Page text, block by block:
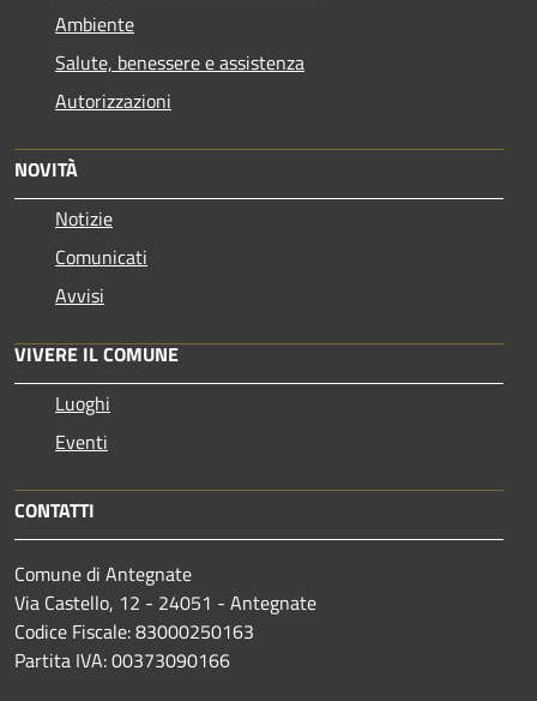
Ambiente
Salute, benessere e assistenza
Autorizzazioni
NOVITÀ
Notizie
Comunicati
Avvisi
VIVERE IL COMUNE
Luoghi
Eventi
CONTATTI
Comune di Antegnate
Via Castello, 12 - 24051 - Antegnate
Codice Fiscale: 83000250163
Partita IVA: 00373090166